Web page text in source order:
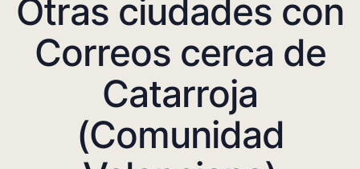
Otras ciudades con
Correos cerca de
Catarroja
(Comunidad